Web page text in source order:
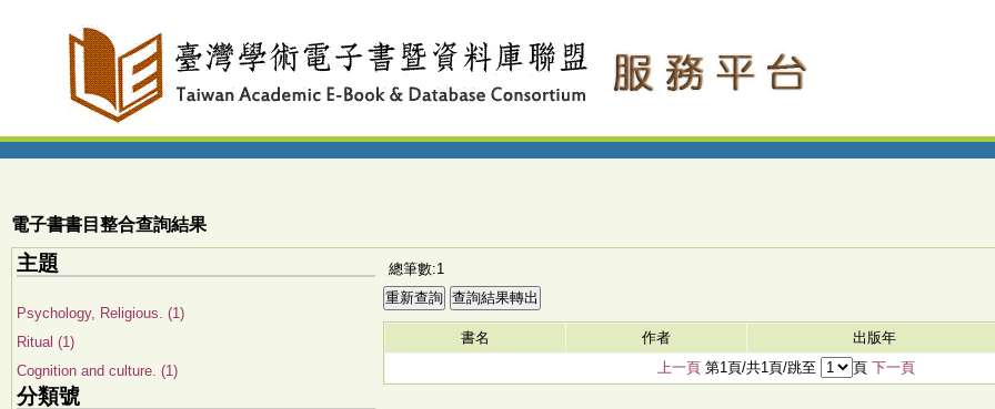
電子書書目整合查詢結果
主題
Psychology, Religious. (1)
Ritual (1)
Cognition and culture. (1)
分類號
總筆數:1
書名 作者 出版年
上一頁第1頁/共1頁/跳至 頁 下一頁